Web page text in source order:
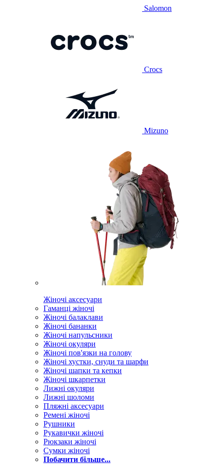
Salomon
Crocs
Mizuno
Жіночі аксесуари
Гаманці жіночі
Жіночі балаклави
Жіночі бананки
Жіночі напульсники
Жіночі окуляри
Жіночі пов'язки на голову
Жіночі хустки, снуди та шарфи
Жіночі шапки та кепки
Жіночі шкарпетки
Лижні окуляри
Лижні шоломи
Пляжні аксесуари
Ремені жіночі
Рушники
Рукавички жіночі
Рюкзаки жіночі
Сумки жіночі
Побачити більше...